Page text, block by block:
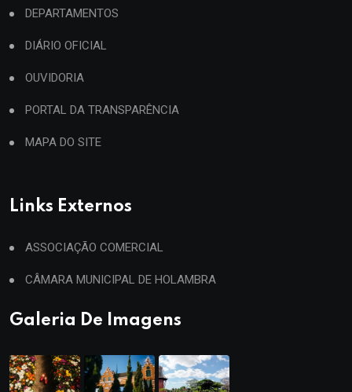
DEPARTAMENTOS
DIÁRIO OFICIAL
OUVIDORIA
PORTAL DA TRANSPARÊNCIA
MAPA DO SITE
Links Externos
ASSOCIAÇÃO COMERCIAL
CÂMARA MUNICIPAL DE HOLAMBRA
Galeria De Imagens